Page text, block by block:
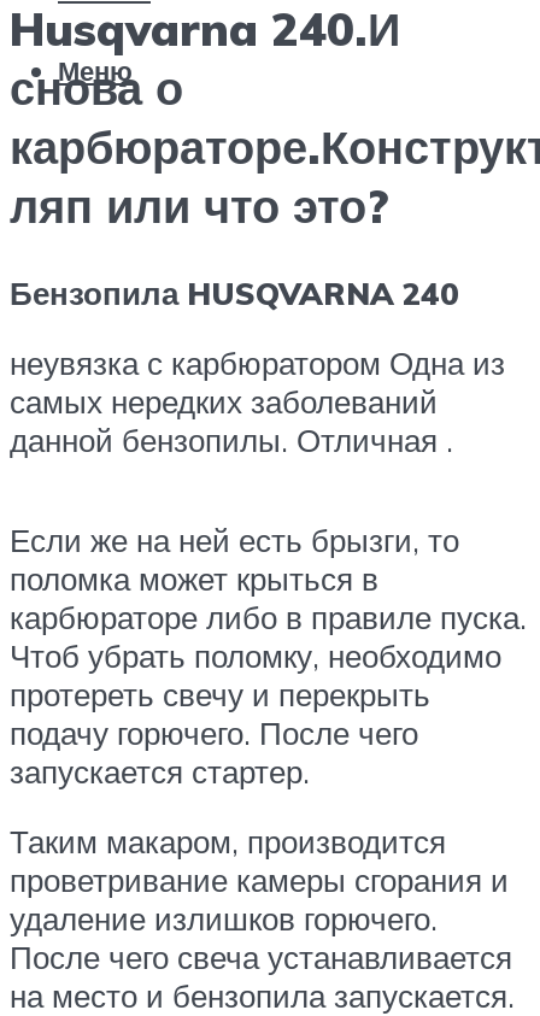
Меню
Husqvarna 240.И
снова о
ляп или что это?
Бензопила HUSQVARNA 240
неувязка с карбюратором Одна из
самых нередких заболеваний
данной бензопилы. Отличная .
Если же на ней есть брызги, то
поломка может крыться в
карбюраторе либо в правиле пуска.
Чтоб убрать поломку, необходимо
протереть свечу и перекрыть
подачу горючего. После чего
запускается стартер.
Таким макаром, производится
проветривание камеры сгорания и
удаление излишков горючего.
После чего свеча устанавливается
на место и бензопила запускается.